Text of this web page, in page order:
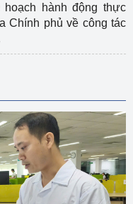
hành động thực
Chính phủ về công tác